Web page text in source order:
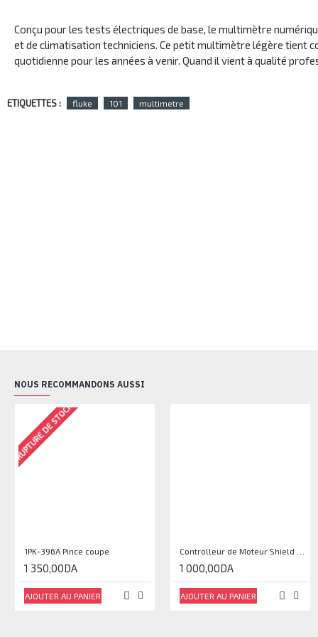
Conçu pour les tests électriques de base, le multimètre
et de climatisation techniciens. Ce petit multimètre légère
quotidienne pour les années à venir. Quand il vient à qualité
ETIQUETTES : fluke 101 multimetre
NOUS RECOMMANDONS AUSSI
RUPTURE DE STOCK
1PK-396A Pince coupe
1 350,00DA
AJOUTER AU PANIER
1 000,00DA
AJOUTER AU PANIER